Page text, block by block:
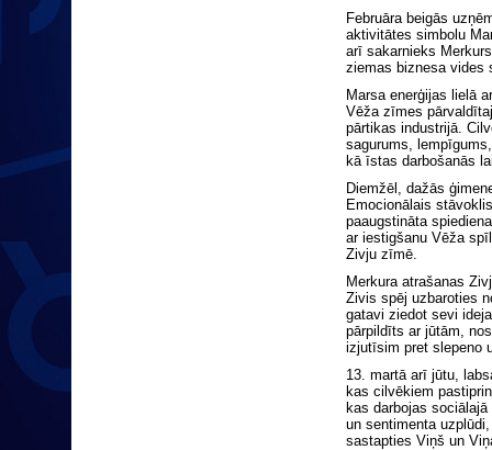
Februāra beigās
aktivitātes simbolu
arī sakarnieks
ziemas biznesa vides
Marsa enerģijas lielā
Vēža zīmes
pārtikas industrijā.
sagurums,
kā īstas darbošanās
Diemžēl, dažās
Emocionālais
paaugstināta
ar iestigšanu Vēža
Zivju zīmē.
Merkura atrašanas
Zivis spēj uzbaroties
gatavi ziedot sevi
pārpildīts ar jūtām,
izjutīsim pret slepeno
13. martā arī jūtu,
kas cilvēkiem
kas darbojas
un sentimenta
sastapties Viņš un